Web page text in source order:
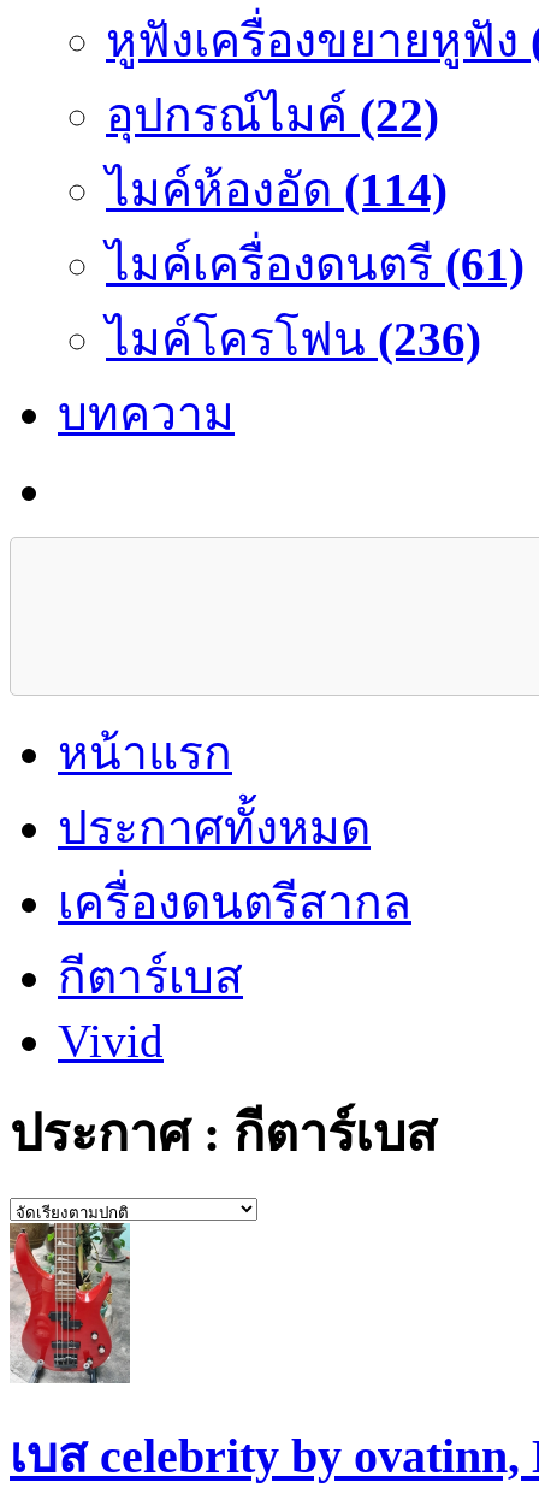
หูฟังเครื่องขยายหูฟัง
อุปกรณ์ไมค์ (22)
ไมค์ห้องอัด (114)
ไมค์เครื่องดนตรี (61)
ไมค์โครโฟน (236)
บทความ
หน้าแรก
ประกาศทั้งหมด
เครื่องดนตรีสากล
กีตาร์เบส
Vivid
ประกาศ : กีตาร์เบส
เบส celebrity by